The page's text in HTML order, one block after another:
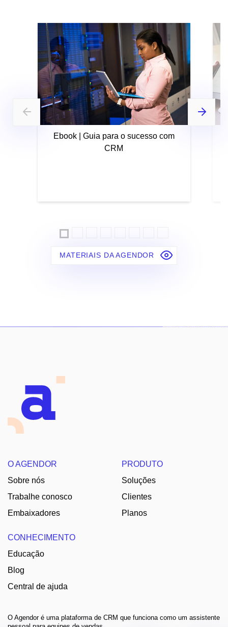
Ebook | Guia para o sucesso com
CRM
MATERIAIS DA AGENDOR
O AGENDOR
Sobre nós
Trabalhe conosco
Embaixadores
PRODUTO
Soluções
Clientes
Planos
CONHECIMENTO
Educação
Blog
Central de ajuda
O Agendor é uma plataforma de CRM que funciona como um assistente